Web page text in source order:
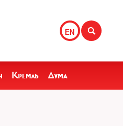
EN
Кремль Дума